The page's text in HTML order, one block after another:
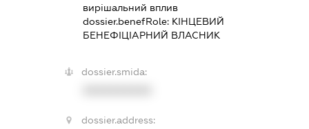
вирішальний вплив
dossier.benefRole: КІНЦЕВИЙ
БЕНЕФІЦІАРНИЙ ВЛАСНИК
dossier.smida:
dossier.address: